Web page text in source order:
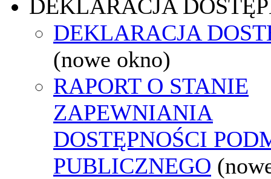
DEKLARACJA
DEKLARACJA
(nowe okno)
RAPORT O STANIE
ZAPEWNIANIA
DOSTĘPNOŚCI
PUBLICZNEGO